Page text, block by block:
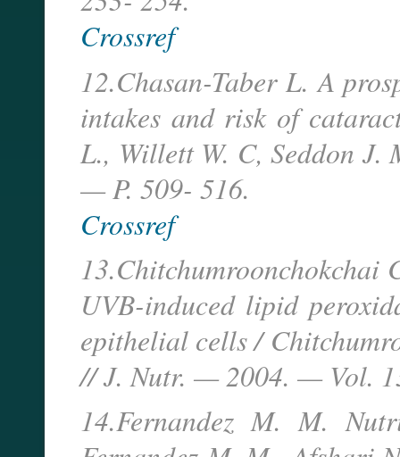
Crossref
12.Chasan-Taber L. A
intakes and risk of
L., Willett W. C, Seddon
— P. 509- 516.
Crossref
13.Chitchumroonchokchai
UVB-induced lipid
epithelial cells /
// J. Nutr. — 2004. — Vol.
14.Fernandez M. M.